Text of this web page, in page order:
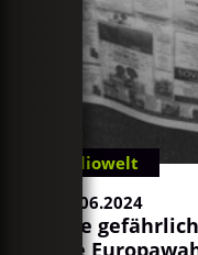
Radiowelt
06.06.2024
Wie
die